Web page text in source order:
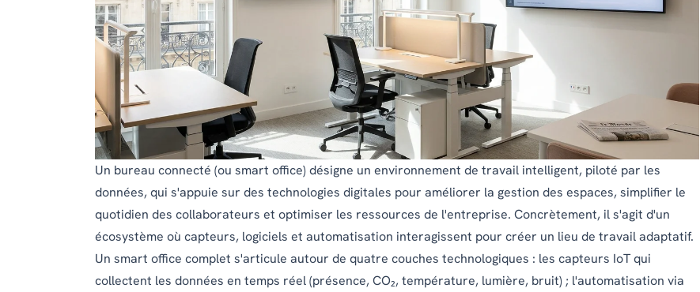
Un bureau connecté (ou smart office) désigne un environnement de travail intelligent, piloté par les
données, qui s'appuie sur des technologies digitales pour améliorer la gestion des espaces, simplifier le
quotidien des collaborateurs et optimiser les ressources de l'entreprise. Concrètement, il s'agit d'un
écosystème où capteurs, logiciels et automatisation interagissent pour créer un lieu de travail adaptatif.
Un smart office complet s'articule autour de quatre couches technologiques : les capteurs IoT qui
collectent les données en temps réel (présence, CO₂, température, lumière, bruit) ; l'automatisation via